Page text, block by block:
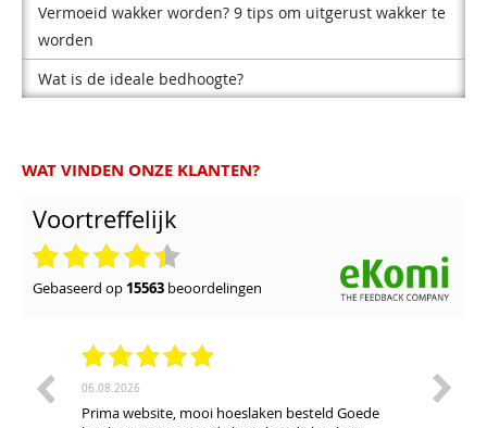
Vermoeid wakker worden? 9 tips om uitgerust wakker te
worden
Wat is de ideale bedhoogte?
WAT VINDEN ONZE KLANTEN?
Voortreffelijk
gebaseerd op 15563 beoordelingen
06.08.2026
Prima website, mooi hoeslaken besteld Goede